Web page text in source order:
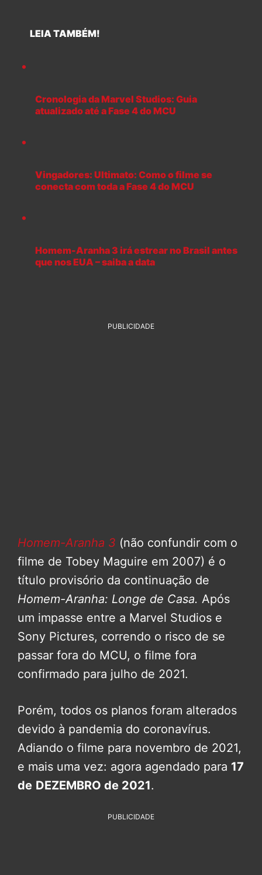
LEIA TAMBÉM!
Cronologia da Marvel Studios: Guia
atualizado até a Fase 4 do MCU
Vingadores: Ultimato: Como o filme se
conecta com toda a Fase 4 do MCU
Homem-Aranha 3 irá estrear no Brasil antes
que nos EUA – saiba a data
PUBLICIDADE
Homem-Aranha 3 (não confundir com o
filme de Tobey Maguire em 2007) é o
título provisório da continuação de
Homem-Aranha: Longe de Casa. Após
um impasse entre a Marvel Studios e
Sony Pictures, correndo o risco de se
passar fora do MCU, o filme fora
confirmado para julho de 2021.
Porém, todos os planos foram alterados
devido à pandemia do coronavírus.
Adiando o filme para novembro de 2021,
e mais uma vez: agora agendado para 17
de DEZEMBRO de 2021.
PUBLICIDADE